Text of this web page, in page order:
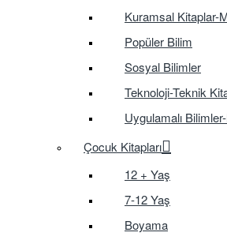
Kuramsal Kitaplar-
Popüler Bilim
Sosyal Bilimler
Teknoloji-Teknik
Uygulamalı
Çocuk Kitapları
12 + Yaş
7-12 Yaş
Boyama